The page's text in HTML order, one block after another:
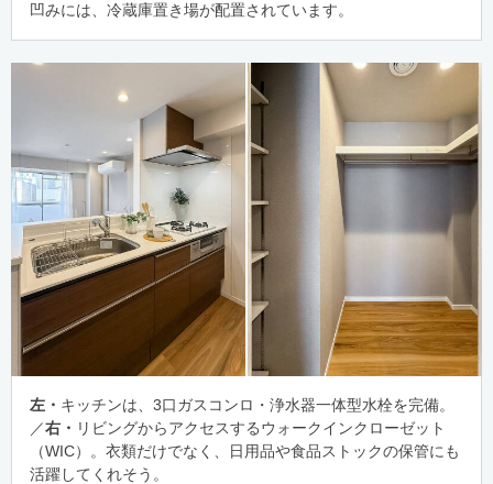
凹みには、冷蔵庫置き場が配置されています。
左・ キッチンは、3口ガスコンロ・浄水器一体型水栓を完備。
／右・ リビングからアクセスするウォークインクローゼット
（WIC）。衣類だけでなく、日用品や食品ストックの保管にも
活躍してくれそう。